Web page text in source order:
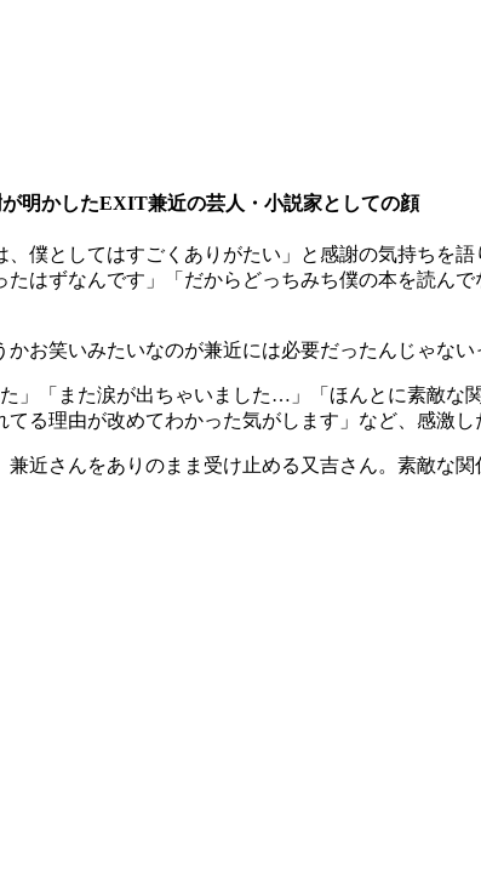
明かしたEXIT兼近の芸人・小説家としての顔
、僕としてはすごくありがたい」と感謝の気持ち
はずなんです」「だからどっちみち僕の本を読ん
お笑いみたいなのが兼近には必要だったんじゃな
」「また涙が出ちゃいました…」「ほんとに素敵
る理由が改めてわかった気がします」など、感激し
近さんをありのまま受け止める又吉さん。素敵な